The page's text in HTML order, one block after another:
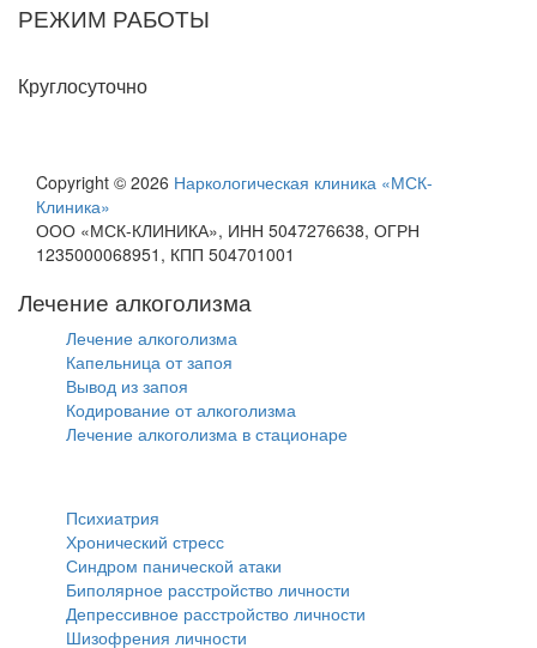
РЕЖИМ РАБОТЫ
Круглосуточно
Copyright © 2026 Наркологическая клиника «МСК-
Клиника»
ООО «МСК-КЛИНИКА», ИНН 5047276638, ОГРН
1235000068951, КПП 504701001
Лечение алкоголизма
Лечение алкоголизма
Капельница от запоя
Вывод из запоя
Кодирование от алкоголизма
Лечение алкоголизма в стационаре
Психиатрия
Хронический стресс
Синдром панической атаки
Биполярное расстройство личности
Депрессивное расстройство личности
Шизофрения личности